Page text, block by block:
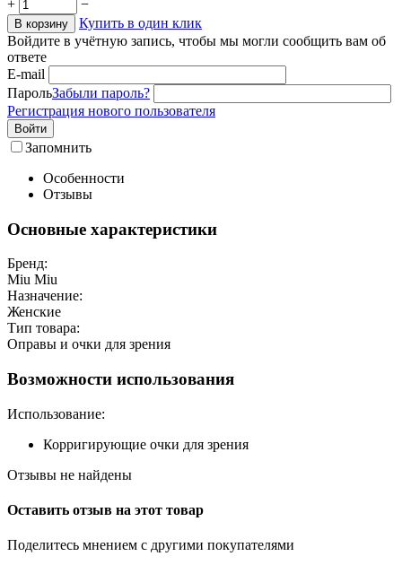
+
−
В корзину
Купить в один клик
Войдите в учётную запись, чтобы мы могли сообщить вам об
ответе
E-mail
ПарольЗабыли пароль?
Регистрация нового пользователя
Войти
Запомнить
Особенности
Отзывы
Основные характеристики
Бренд:
Miu Miu
Назначение:
Женские
Тип товара:
Оправы и очки для зрения
Возможности использования
Использование:
Корригирующие очки для зрения
Отзывы не найдены
Оставить отзыв на этот товар
Поделитесь мнением с другими покупателями